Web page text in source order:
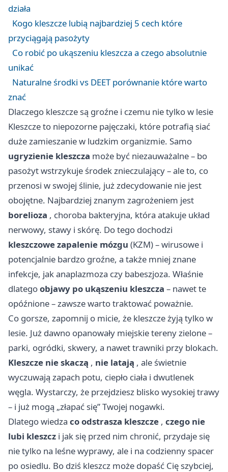
działa
Kogo kleszcze lubią najbardziej 5 cech które
przyciągają pasożyty
Co robić po ukąszeniu kleszcza a czego absolutnie
unikać
Naturalne środki vs DEET porównanie które warto
znać
Dlaczego kleszcze są groźne i czemu nie tylko w lesie
Kleszcze to niepozorne pajęczaki, które potrafią siać
duże zamieszanie w ludzkim organizmie. Samo
ugryzienie kleszcza może być niezauważalne – bo
pasożyt wstrzykuje środek znieczulający – ale to, co
przenosi w swojej ślinie, już zdecydowanie nie jest
obojętne. Najbardziej znanym zagrożeniem jest
borelioza , choroba bakteryjna, która atakuje układ
nerwowy, stawy i skórę. Do tego dochodzi
kleszczowe zapalenie mózgu (KZM) – wirusowe i
potencjalnie bardzo groźne, a także mniej znane
infekcje, jak anaplazmoza czy babeszjoza. Właśnie
dlategoobjawy po ukąszeniu kleszcza – nawet te
opóźnione – zawsze warto traktować poważnie.
Co gorsze, zapomnij o micie, że kleszcze żyją tylko w
lesie. Już dawno opanowały miejskie tereny zielone –
parki, ogródki, skwery, a nawet trawniki przy blokach.
Kleszcze nie skaczą , nie latają , ale świetnie
wyczuwają zapach potu, ciepło ciała i dwutlenek
węgla. Wystarczy, że przejdziesz blisko wysokiej trawy
– i już mogą „złapać się” Twojej nogawki.
Dlatego wiedza co odstrasza kleszcze , czego nie
lubi kleszcz i jak się przed nim chronić, przydaje się
nie tylko na leśne wyprawy, ale i na codzienny spacer
po osiedlu. Bo dziś kleszcz może dopaść Cię szybciej,